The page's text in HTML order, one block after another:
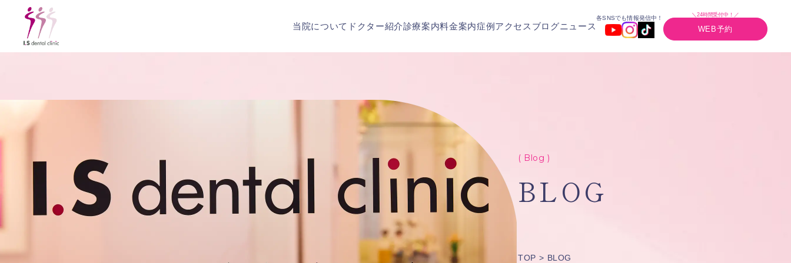
当院について ドクター紹介診療案内料金案内症例アクセス ブログニュース
各SNSでも情報発信中！
＼24時間受付中！／
WEB予約
( Blog )
BLOG
TOP BLOG